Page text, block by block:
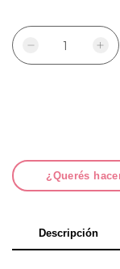
¿Querés
Descripción